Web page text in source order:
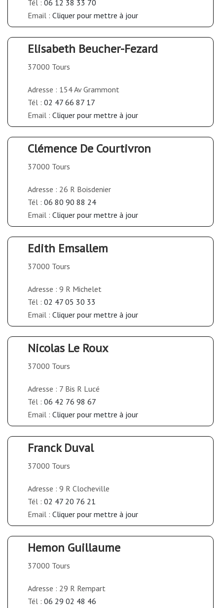
Tél : 06 12 38 33 70
Email : Cliquer pour mettre à jour
Elisabeth Beucher-Fezard
37000 Tours
Adresse : 154 Av Grammont
Tél : 02 47 66 87 17
Email : Cliquer pour mettre à jour
Clémence De Courtivron
37000 Tours
Adresse : 26 R Boisdenier
Tél : 06 80 90 88 24
Email : Cliquer pour mettre à jour
Edith Emsallem
37000 Tours
Adresse : 9 R Michelet
Tél : 02 47 05 30 33
Email : Cliquer pour mettre à jour
Nicolas Le Roux
37000 Tours
Adresse : 7 Bis R Lucé
Tél : 06 42 76 98 67
Email : Cliquer pour mettre à jour
Franck Duval
37000 Tours
Adresse : 9 R Clocheville
Tél : 02 47 20 76 21
Email : Cliquer pour mettre à jour
Hemon Guillaume
37000 Tours
Adresse : 29 R Rempart
Tél : 06 29 02 48 46